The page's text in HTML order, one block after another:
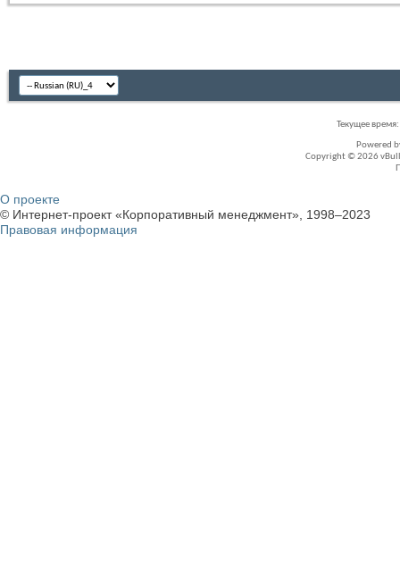
Текущее время:
Powered
Copyright © 2026
О проекте
© Интернет-проект «Корпоративный менеджмент», 1998–2023
Правовая информация